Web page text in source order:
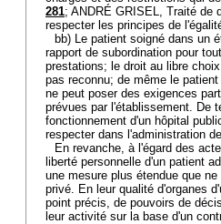
281; ANDRÉ GRISEL, Traité de
respecter les principes de
bb) Le patient soigné dans un
rapport de subordination pour
prestations; le droit au libre
pas reconnu; de même le
ne peut poser des exigences
prévues par l'établissement. De
fonctionnement d'un hôpital
respecter dans l'administration
En revanche, à l'égard des
liberté personnelle d'un patient
une mesure plus étendue que
privé. En leur qualité d'organes
point précis, de pouvoirs de
leur activité sur la base d'un